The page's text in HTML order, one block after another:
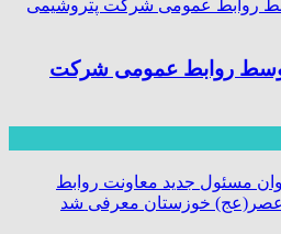
روابط عمومی شرکت